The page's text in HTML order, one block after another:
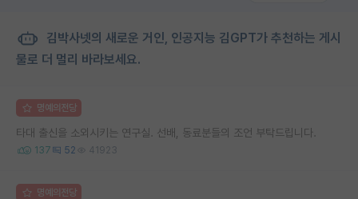
김박사넷의 새로운 거인, 인공지능 김GPT가 추천하는 게시
물로 더 멀리 바라보세요.
명예의전당
타대 출신을 소외시키는 연구실. 선배, 동료분들의 조언 부탁드립니다.
137 52 41923
명예의전당